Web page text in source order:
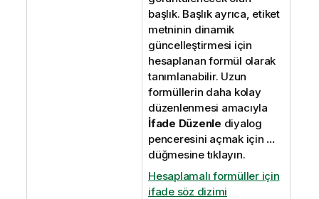
başlık. Başlık ayrıca, etiket
metninin dinamik
güncelleştirmesi için
hesaplanan formül olarak
tanımlanabilir. Uzun
formüllerin daha kolay
düzenlenmesi amacıyla
İfade Düzenle diyalog
penceresini açmak için ...
düğmesine tıklayın.
Hesaplamalı formüller için
ifade söz dizimi